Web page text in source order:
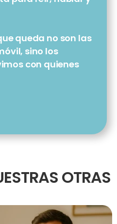
queda no son las
sino los
con quienes